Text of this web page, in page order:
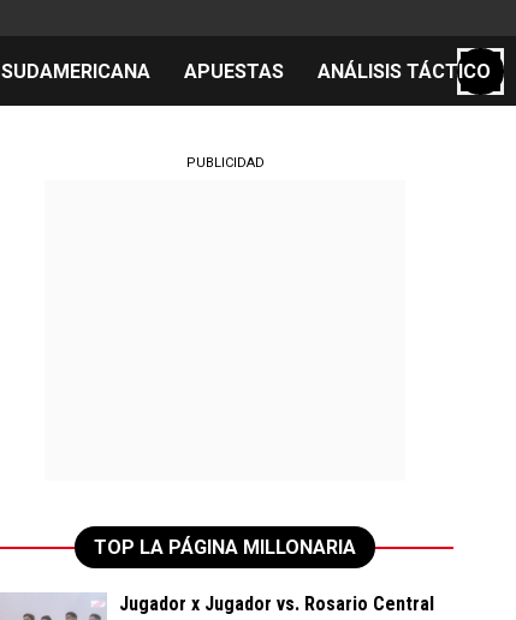
SUDAMERICANA APUESTAS ANÁLISIS TÁCTICO
PUBLICIDAD
TOP LA PÁGINA MILLONARIA
Jugador x Jugador vs. Rosario Central